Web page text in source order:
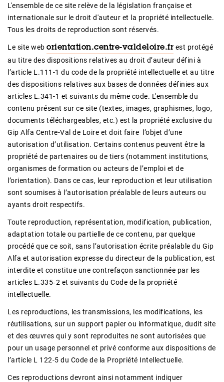
L'ensemble de ce site relève de la législation française et
internationale sur le droit d'auteur et la propriété intellectuelle.
Tous les droits de reproduction sont réservés.
Le site web orientation.centre-valdeloire.fr est protégé
au titre des dispositions relatives au droit d’auteur défini à
l’article L.111-1 du code de la propriété intellectuelle et au titre
des dispositions relatives aux bases de données définies aux
articles L.341-1 et suivants du même code. L'ensemble du
contenu présent sur ce site (textes, images, graphismes, logo,
documents téléchargeables, etc.) est la propriété exclusive du
Gip Alfa Centre-Val de Loire et doit faire l’objet d’une
autorisation d’utilisation. Certains contenus peuvent être la
propriété de partenaires ou de tiers (notamment institutions,
organismes de formation ou acteurs de l’emploi et de
l’orientation). Dans ce cas, leur reproduction et leur utilisation
sont soumises à l’autorisation préalable de leurs auteurs ou
ayants droit respectifs.
Toute reproduction, représentation, modification, publication,
adaptation totale ou partielle de ce contenu, par quelque
procédé que ce soit, sans l’autorisation écrite préalable du Gip
Alfa et autorisation expresse du directeur de la publication, est
interdite et constitue une contrefaçon sanctionnée par les
articles L.335‑2 et suivants du Code de la propriété
intellectuelle.
Les reproductions, les transmissions, les modifications, les
réutilisations, sur un support papier ou informatique, dudit site
et des œuvres qui y sont reproduites ne sont autorisées que
pour un usage personnel et privé conforme aux dispositions de
l’article L 122-5 du Code de la Propriété Intellectuelle.
Ces reproductions devront ainsi notamment indiquer